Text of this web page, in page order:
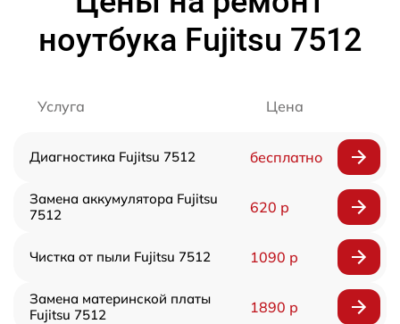
ноутбука Fujitsu 7512
Услуга Цена
Диагностика Fujitsu 7512 бесплатно
Замена аккумулятора Fujitsu
7512
620 р
Чистка от пыли Fujitsu 7512 1090 р
Замена материнской платы
Fujitsu 7512
1890 р